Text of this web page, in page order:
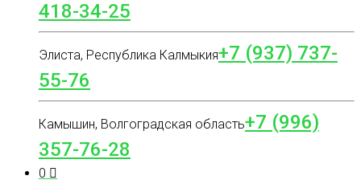
418-34-25
Элиста, Республика Калмыкия+7 (937) 737-
55-76
Камышин, Волгоградская область+7 (996)
357-76-28
0